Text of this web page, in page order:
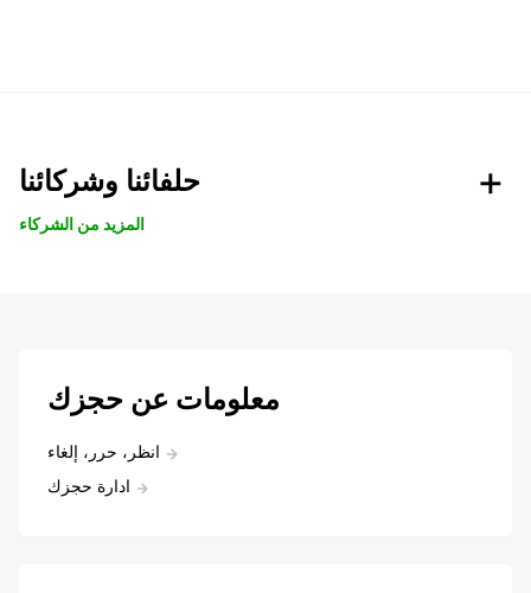
حلفائنا وشركائنا
المزيد من الشركاء
معلومات عن حجزك
انظر، حرر، إلغاء
ادارة حجزك